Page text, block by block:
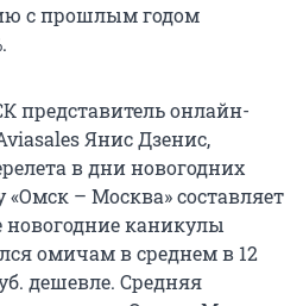
с прошлым годом
представитель онлайн-
Янис Дзенис,
в дни новогодних
– Москва» составляет
новогодние каникулы
омичам в среднем в 12
дешевле. Средняя